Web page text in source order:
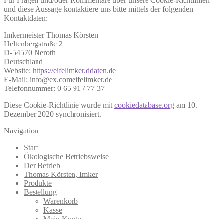
und diese Aussage kontaktiere uns bitte mittels der folgenden
Kontaktdaten:
Imkermeister Thomas Körsten
Heltenbergstraße 2
D-54570 Neroth
Deutschland
Website: https://eifelimker.ddaten.de
E-Mail: info@ex.comeifelimker.de
Telefonnummer: 0 65 91 / 77 37
Diese Cookie-Richtlinie wurde mit cookiedatabase.org am 10.
Dezember 2020 synchronisiert.
Navigation
Start
Ökologische Betriebsweise
Der Betrieb
Thomas Körsten, Imker
Produkte
Bestellung
Warenkorb
Kasse